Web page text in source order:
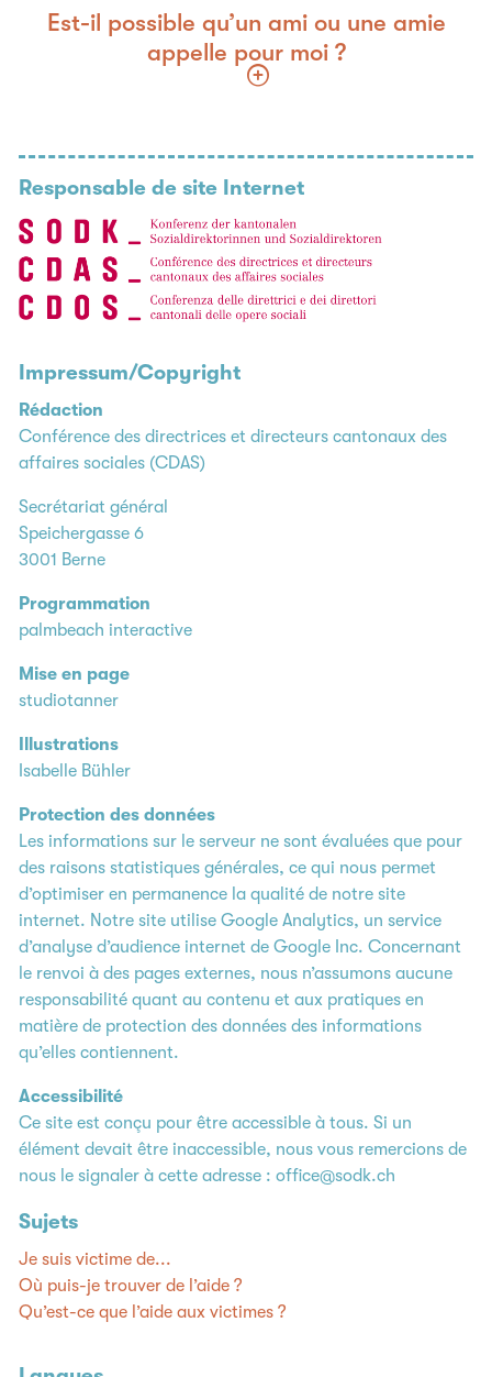
Est-il possible qu’un ami ou une amie
appelle pour moi ?
Responsable de site Internet
Impressum/Copyright
Rédaction
Conférence des directrices et directeurs cantonaux des
affaires sociales (CDAS)
Secrétariat général
Speichergasse 6
3001 Berne
Programmation
palmbeach interactive
Mise en page
studiotanner
Illustrations
Isabelle Bühler
Protection des données
Les informations sur le serveur ne sont évaluées que pour
des raisons statistiques générales, ce qui nous permet
d’optimiser en permanence la qualité de notre site
internet. Notre site utilise Google Analytics, un service
d’analyse d’audience internet de Google Inc. Concernant
le renvoi à des pages externes, nous n’assumons aucune
responsabilité quant au contenu et aux pratiques en
matière de protection des données des informations
qu’elles contiennent.
Accessibilité
Ce site est conçu pour être accessible à tous. Si un
élément devait être inaccessible, nous vous remercions de
nous le signaler à cette adresse :office@sodk.ch
Sujets
Je suis victime de...
Où puis-je trouver de l’aide ?
Qu’est-ce que l’aide aux victimes ?